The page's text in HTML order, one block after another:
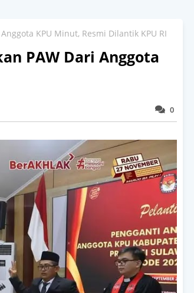
KPU Minut, Resmi Dilantik KPU RI
PAW Dari Anggota
0